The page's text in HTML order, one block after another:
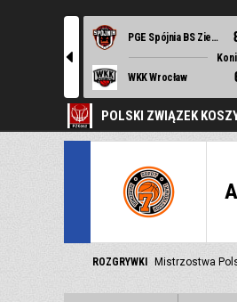
l
PGE Spójnia BS Ziemi Szczecińskiej Stargard
WKK Wrocław
POLSKI ZWIĄZEK
ROZGRYWKI Mistrzostwa